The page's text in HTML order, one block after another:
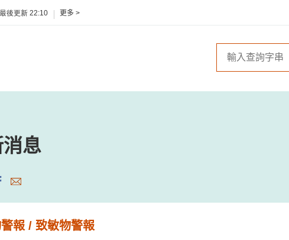
後更新 22:10 更多 >
息
報 / 致敏物警報